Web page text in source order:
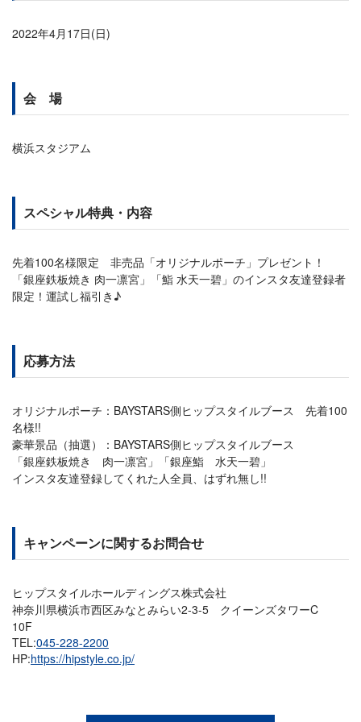
2022年4月17日(日)
会 場
横浜スタジアム
スペシャル特典・内容
先着100名様限定 非売品「オリジナルポーチ」プレゼント！
「銀座鉄板焼き 肉一凛宮」「鮨 水天一碧」のインスタ友達登録者
限定！運試し福引き♪
応募方法
オリジナルポーチ：BAYSTARS側ヒップスタイルブース 先着100
名様!!
豪華景品（抽選）：BAYSTARS側ヒップスタイルブース
「銀座鉄板焼き 肉一凛宮」「銀座鮨 水天一碧」
インスタ友達登録してくれた人全員、はずれ無し!!
キャンペーンに関するお問合せ
ヒップスタイルホールディングス株式会社
神奈川県横浜市西区みなとみらい2-3-5 クイーンズタワーC
10F
TEL:045-228-2200
HP:https://hipstyle.co.jp/